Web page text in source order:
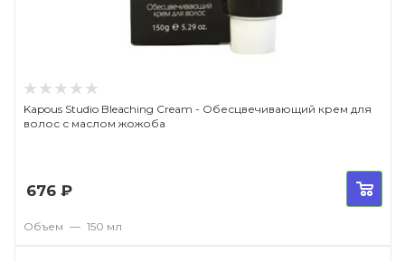
Kapous Studio Bleaching Cream - Обесцвечивающий крем для
волос с маслом жожоба
676 ₽
Объем — 150 мл